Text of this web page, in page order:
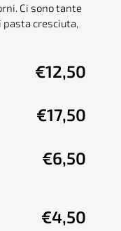
Ci sono tante
pasta cresciuta,
€12,50
€17,50
€6,50
€4,50